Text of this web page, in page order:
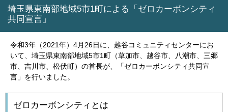
埼玉県東南部地域5市1町による「ゼロカーボンシティ
共同宣言」
令和3年（2021年）4月26日に、越谷コミュニティセンターにお
いて、埼玉県東南部地域5市1町（草加市、越谷市、八潮市、三郷
市、吉川市、松伏町）の首長が、「ゼロカーボンシティ共同宣
言」を行いました。
ゼロカーボンシティとは